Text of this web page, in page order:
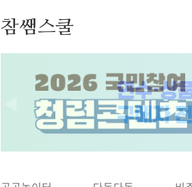
참쌤스쿨